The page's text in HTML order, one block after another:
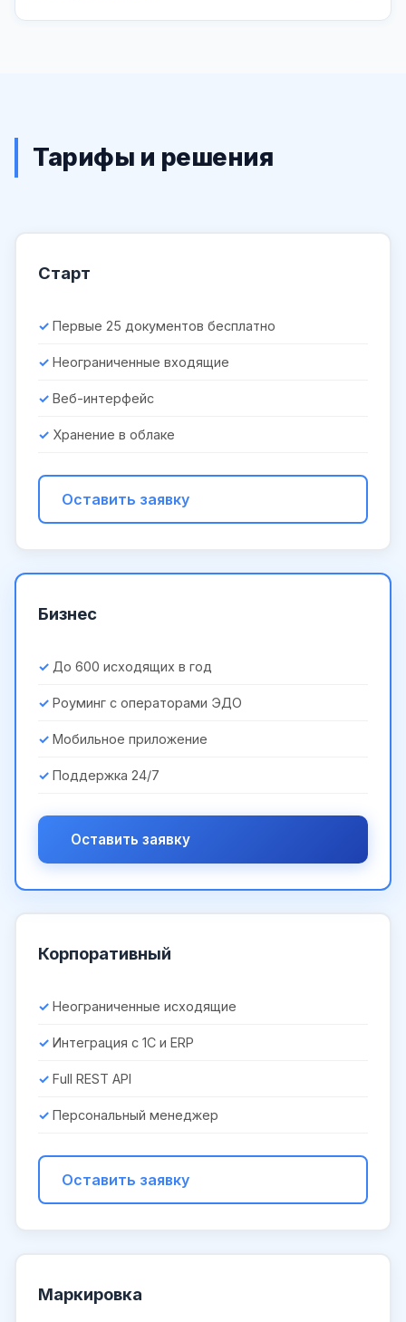
Тарифы и решения
Старт
Первые 25 документов бесплатно
Неограниченные входящие
Веб-интерфейс
Хранение в облаке
Оставить заявку
Бизнес
До 600 исходящих в год
Роуминг с операторами ЭДО
Мобильное приложение
Поддержка 24/7
Оставить заявку
Корпоративный
Неограниченные исходящие
Интеграция с 1С и ERP
Full REST API
Персональный менеджер
Оставить заявку
Маркировка